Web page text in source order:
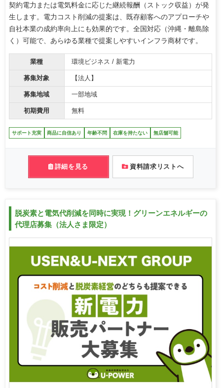
契約電力または電気料金に応じた継続報酬（ストック収益）が発
生します。電力コスト削減の提案は、既存顧客へのアプローチや
自社本業の成約率向上にも効果的です。全国対応（沖縄・離島除
く）可能で、あらゆる業種で提案しやすいインフラ商材です。
業種 環境ビジネス / 新電力
募集対象 【法人】
募集地域 一部地域
初期費用 無料
サポート充実 商品に自信あり 年齢不問 在庫を持たない 無店舗可能
詳細を見る 資料請求リストへ
脱炭素と電気代削減を同時に実現！グリーンエネルギーの
代理店募集（法人さま限定）